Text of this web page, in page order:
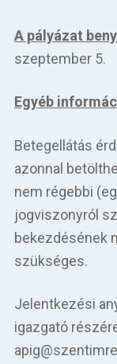
A pályázat
szeptember 5.
Egyéb
Betegellátás
azonnal
nem régebbi
jogviszonyról
bekezdésének
szükséges.
Jelentkezési
igazgató